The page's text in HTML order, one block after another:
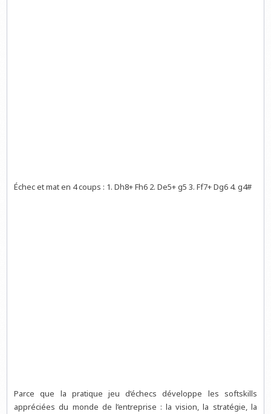
Échec et mat en 4 coups : 1. Dh8+ Fh6 2. De5+ g5 3. Ff7+ Dg6 4. g4#
Parce que la pratique jeu d’échecs développe les softskills
appréciées du monde de l’entreprise : la vision, la stratégie, la